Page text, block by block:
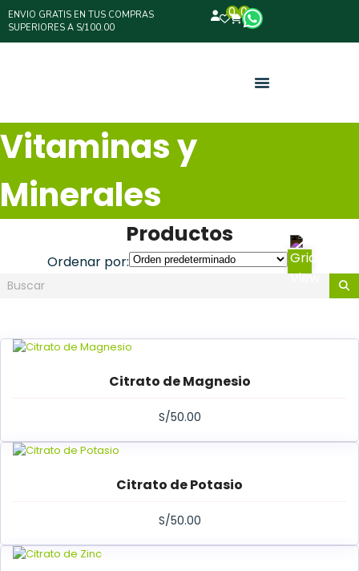
ENVIO GRATIS EN TUS COMPRAS
SUPERIORES A S/100.00
0 0
Vitaminas y
Minerales
Productos
Ordenar por:
Citrato de Magnesio
S/50.00
Citrato de Potasio
S/50.00